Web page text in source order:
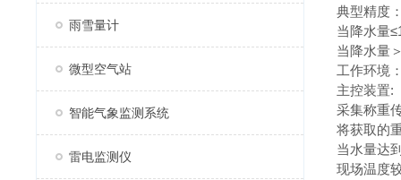
雨雪量计
微型空气站
智能气象监测系统
雷电监测仪
典型精度
当降水量
当降水量
工作环境
主控装置:
采集称重
将获取的
当水量达
现场温度